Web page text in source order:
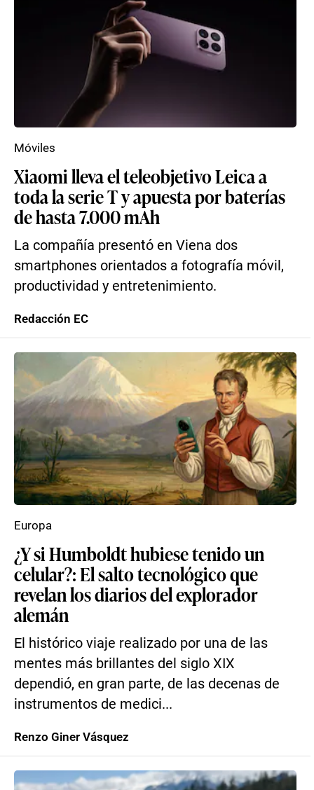
Xiaomi lleva el teleobjetivo Leica a
toda la serie T y apuesta por baterías
de hasta 7.000 mAh
La compañía presentó en Viena dos
smartphones orientados a fotografía móvil,
productividad y entretenimiento.
Móviles
Redacción EC
¿Y si Humboldt hubiese tenido un
celular?: El salto tecnológico que
revelan los diarios del explorador
alemán
El histórico viaje realizado por una de las
mentes más brillantes del siglo XIX
dependió, en gran parte, de las decenas de
instrumentos de medici...
Europa
Renzo Giner Vásquez